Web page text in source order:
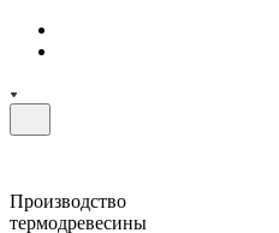
Производство
термодревесины